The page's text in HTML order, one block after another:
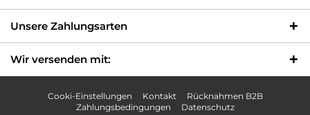
Unsere Zahlungsarten
Wir versenden mit:
Cooki-Einstellungen Kontakt
Rücknahmen B2B
Zahlungsbedingungen
Datenschutz